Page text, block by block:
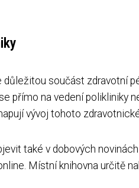
součást zdravotní
přímo na vedení polikliniky
vývoj tohoto
také v dobových
Místní knihovna určitě